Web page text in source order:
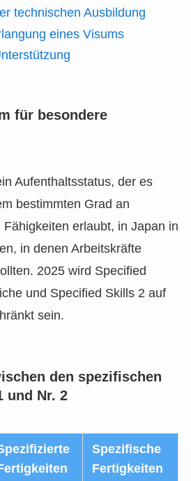
technischen Ausbildung
eines Visums
für besondere
Aufenthaltsstatus, der es
bestimmten Grad an
erlaubt, in Japan in
in denen Arbeitskräfte
2025 wird Specified
und Specified Skills 2 auf
sein.
den spezifischen
und Nr. 2
Spezifische
Fertigkeiten